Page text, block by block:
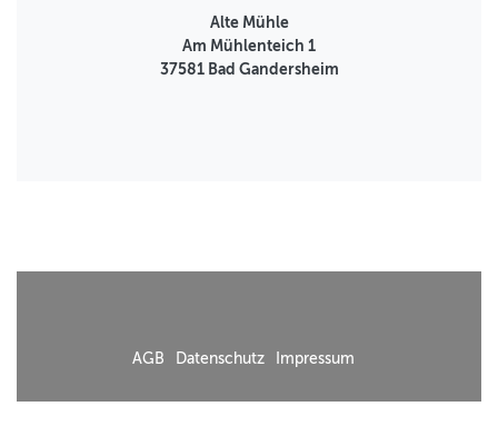
Alte Mühle
Am Mühlenteich 1
37581 Bad Gandersheim
AGB Datenschutz Impressum